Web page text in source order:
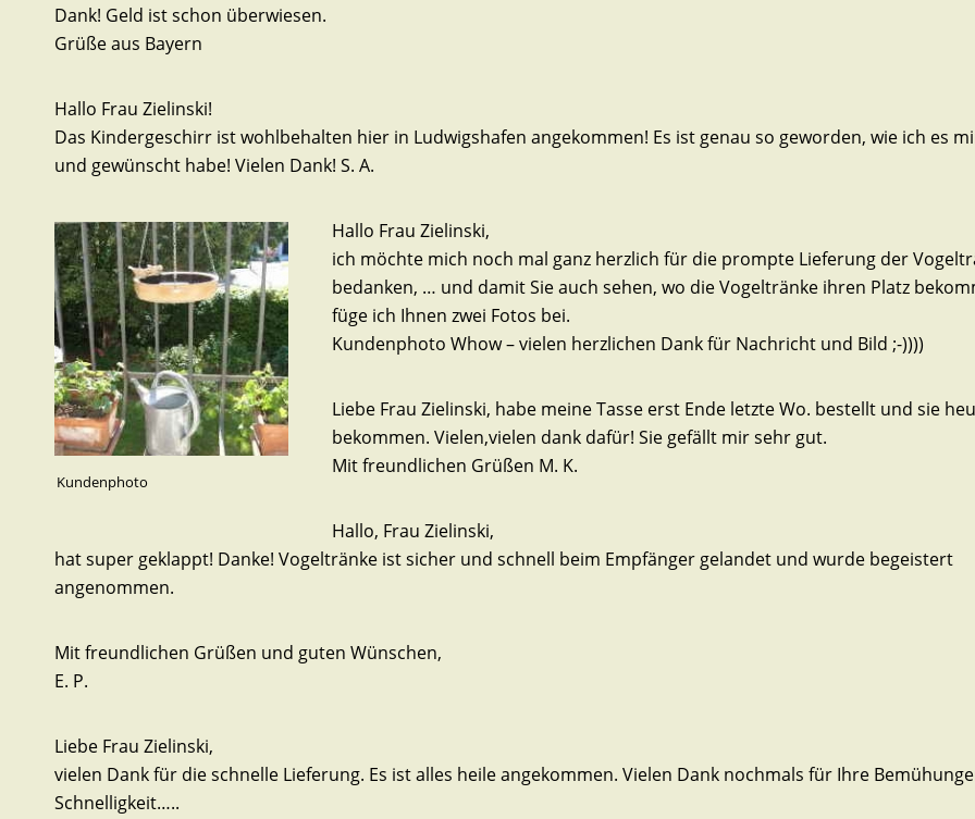
Dank! Geld ist schon überwiesen.
Grüße aus Bayern
Hallo Frau Zielinski!
Das Kindergeschirr ist wohlbehalten hier in Ludwigshafen angekommen! Es ist genau so geworden, wie ich es
und gewünscht habe! Vielen Dank! S. A.
Kundenphoto
Hallo Frau Zielinski,
ich möchte mich noch mal ganz herzlich für die prompte Lieferung der
bedanken, … und damit Sie auch sehen, wo die Vogeltränke ihren Platz
füge ich Ihnen zwei Fotos bei.
Kundenphoto Whow – vielen herzlichen Dank für Nachricht und Bild ;-))))
Liebe Frau Zielinski, habe meine Tasse erst Ende letzte Wo. bestellt und sie
bekommen. Vielen,vielen dank dafür! Sie gefällt mir sehr gut.
Mit freundlichen Grüßen M. K.
Hallo, Frau Zielinski,
hat super geklappt! Danke! Vogeltränke ist sicher und schnell beim Empfänger gelandet und wurde begeistert
angenommen.
Mit freundlichen Grüßen und guten Wünschen,
E. P.
Liebe Frau Zielinski,
vielen Dank für die schnelle Lieferung. Es ist alles heile angekommen. Vielen Dank nochmals für Ihre
Schnelligkeit…..